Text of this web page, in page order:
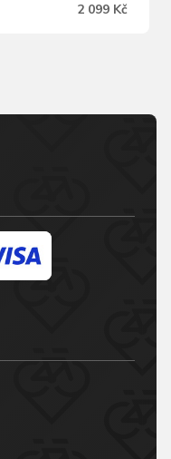
vyrobená z materiálu
stojáček, který chrání
části bundy je vnější…
2 099 Kč